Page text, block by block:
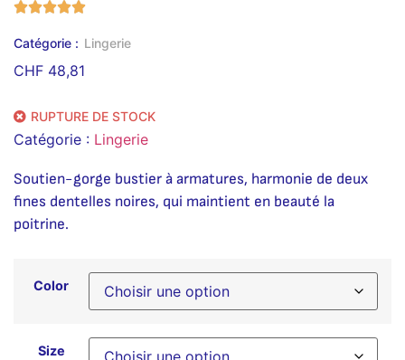
Catégorie : Lingerie
CHF 48,81
RUPTURE DE STOCK
Catégorie : Lingerie
Soutien-gorge bustier à armatures, harmonie de deux
fines dentelles noires, qui maintient en beauté la
poitrine.
Color
Size